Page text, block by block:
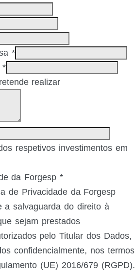
*
*
realizar
respetivos investimentos em
da Forgesp *
de Privacidade da Forgesp
a salvaguarda do direito à
sejam prestados
pelo Titular dos Dados,
confidencialmente, nos termos
(UE) 2016/679 (RGPD).